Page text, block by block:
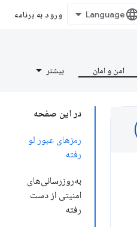
ورود به برنامه
امن و امان بیشتر
در این صفحه
رمزهای عبور لو
رفته
به‌روزرسانی‌های
امنیتی از دست
رفته